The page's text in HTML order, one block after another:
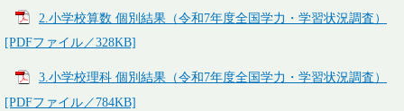
2.小学校算数 個別結果（令和7年度全国学力・学習状況調査）
[PDFファイル／328KB]
3.小学校理科 個別結果（令和7年度全国学力・学習状況調査）
[PDFファイル／784KB]